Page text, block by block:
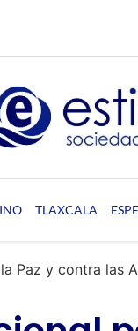
TLAXCALA
Paz y contra las